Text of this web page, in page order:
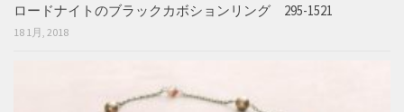
ロードナイトのブラックカボションリング 295-1521
18 1月, 2018